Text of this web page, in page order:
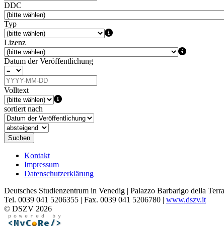
DDC
Typ
Lizenz
Datum der Veröffentlichung
Volltext
sortiert nach
Suchen
Kontakt
Impressum
Datenschutzerklärung
Deutsches Studienzentrum in Venedig | Palazzo Barbarigo della
Tel. 0039 041 5206355 | Fax. 0039 041 5206780 | www.dszv.it
© DSZV 2026